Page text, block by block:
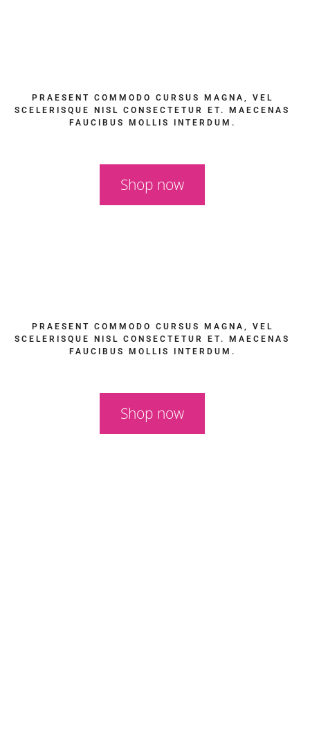
PRAESENT COMMODO CURSUS MAGNA, VEL
SCELERISQUE NISL CONSECTETUR ET. MAECENAS
FAUCIBUS MOLLIS INTERDUM.
Shop now
PRAESENT COMMODO CURSUS MAGNA, VEL
SCELERISQUE NISL CONSECTETUR ET. MAECENAS
FAUCIBUS MOLLIS INTERDUM.
Shop now